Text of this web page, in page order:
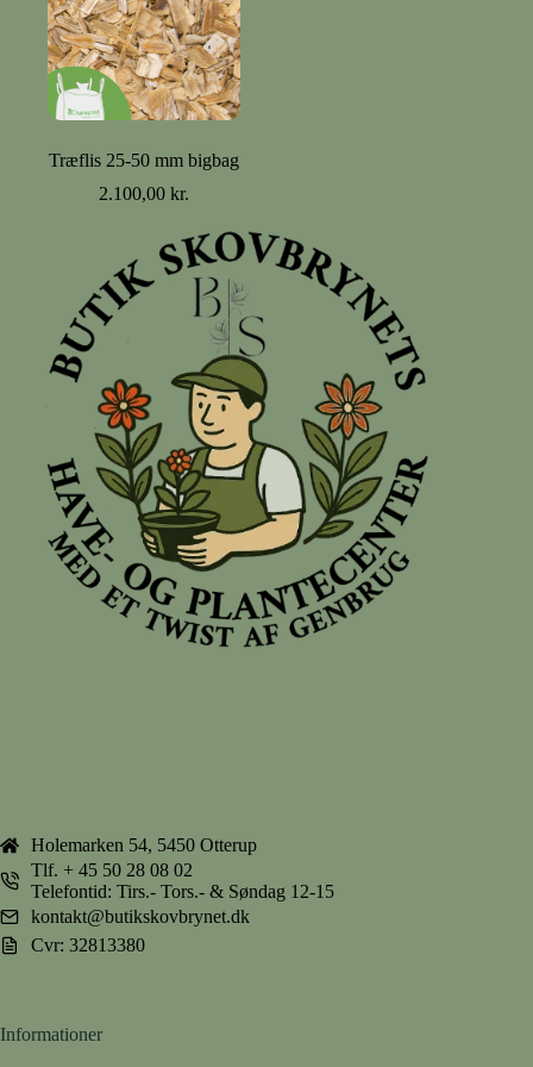
Træflis 25-50 mm bigbag
2.100,00kr.
Holemarken 54, 5450 Otterup
Tlf. + 45 50 28 08 02
Telefontid: Tirs.- Tors.- & Søndag 12-15
kontakt@butikskovbrynet.dk
Cvr: 32813380
Informationer